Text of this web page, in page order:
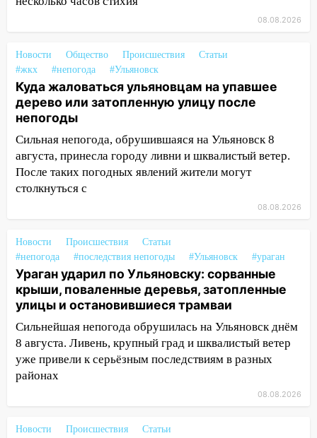
время»
16:17 Мелекесский район первым в
Ульяновской области намолотил более
100 тысяч тонн зерна
15:17 В колледжи и техникумы
Ульяновской области подали более 10
тысяч заявлений
15:04 Фоторепортаж с улиц Ульяновска
после шторма: поваленные деревья и
14:28
Ураган вырвал остановку на улице
Деева в Заволжье
14:26 Жители Ульяновска сами
пытаются расчистить ливнёвки, не
дождавшись коммунальщиков
14:16 Шторм продолжает ломать город:
на улице Любови Шевцовой рухнул
светофор
мошенники под видом преподавателя
08.08.2026
Новости Общество Происшествия
Статьи
#жкх
#непогода #Ульяновск
Куда жаловаться ульяновцам на упавшее
дерево или затопленную улицу после
непогоды
Сильная непогода, обрушившаяся на Ульяновск 8
августа, принесла городу ливни и шквалистый ветер.
После таких погодных явлений жители могут
столкнуться с
08.08.2026
Новости Происшествия
Статьи
#непогода
#последствия непогоды #Ульяновск #ураган
Ураган ударил по Ульяновску: сорванные
крыши, поваленные деревья, затопленные
улицы и остановившиеся трамваи
Сильнейшая непогода обрушилась на Ульяновск днём
8 августа. Ливень, крупный град и шквалистый ветер
уже привели к серьёзным последствиям в разных
районах
08.08.2026
Новости Происшествия
Статьи